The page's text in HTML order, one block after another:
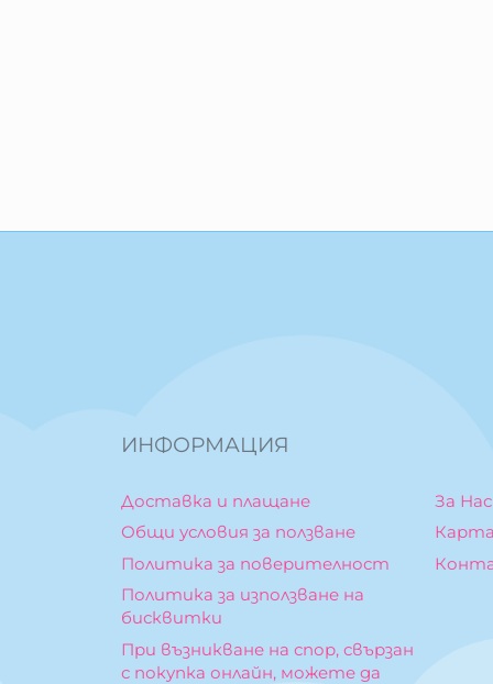
ИНФОРМАЦИЯ
Доставка и плащане
Общи условия за ползване
Политика за поверителност
Политика за използване на
бисквитки
При възникване на спор, свързан
с покупка онлайн, можете да
За Нас